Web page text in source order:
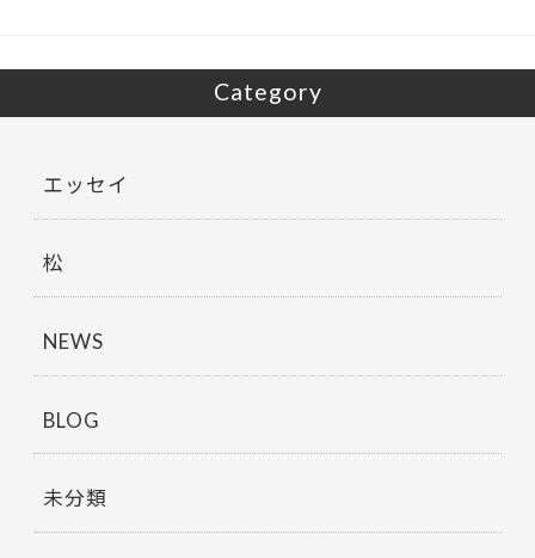
Category
エッセイ
松
NEWS
BLOG
未分類